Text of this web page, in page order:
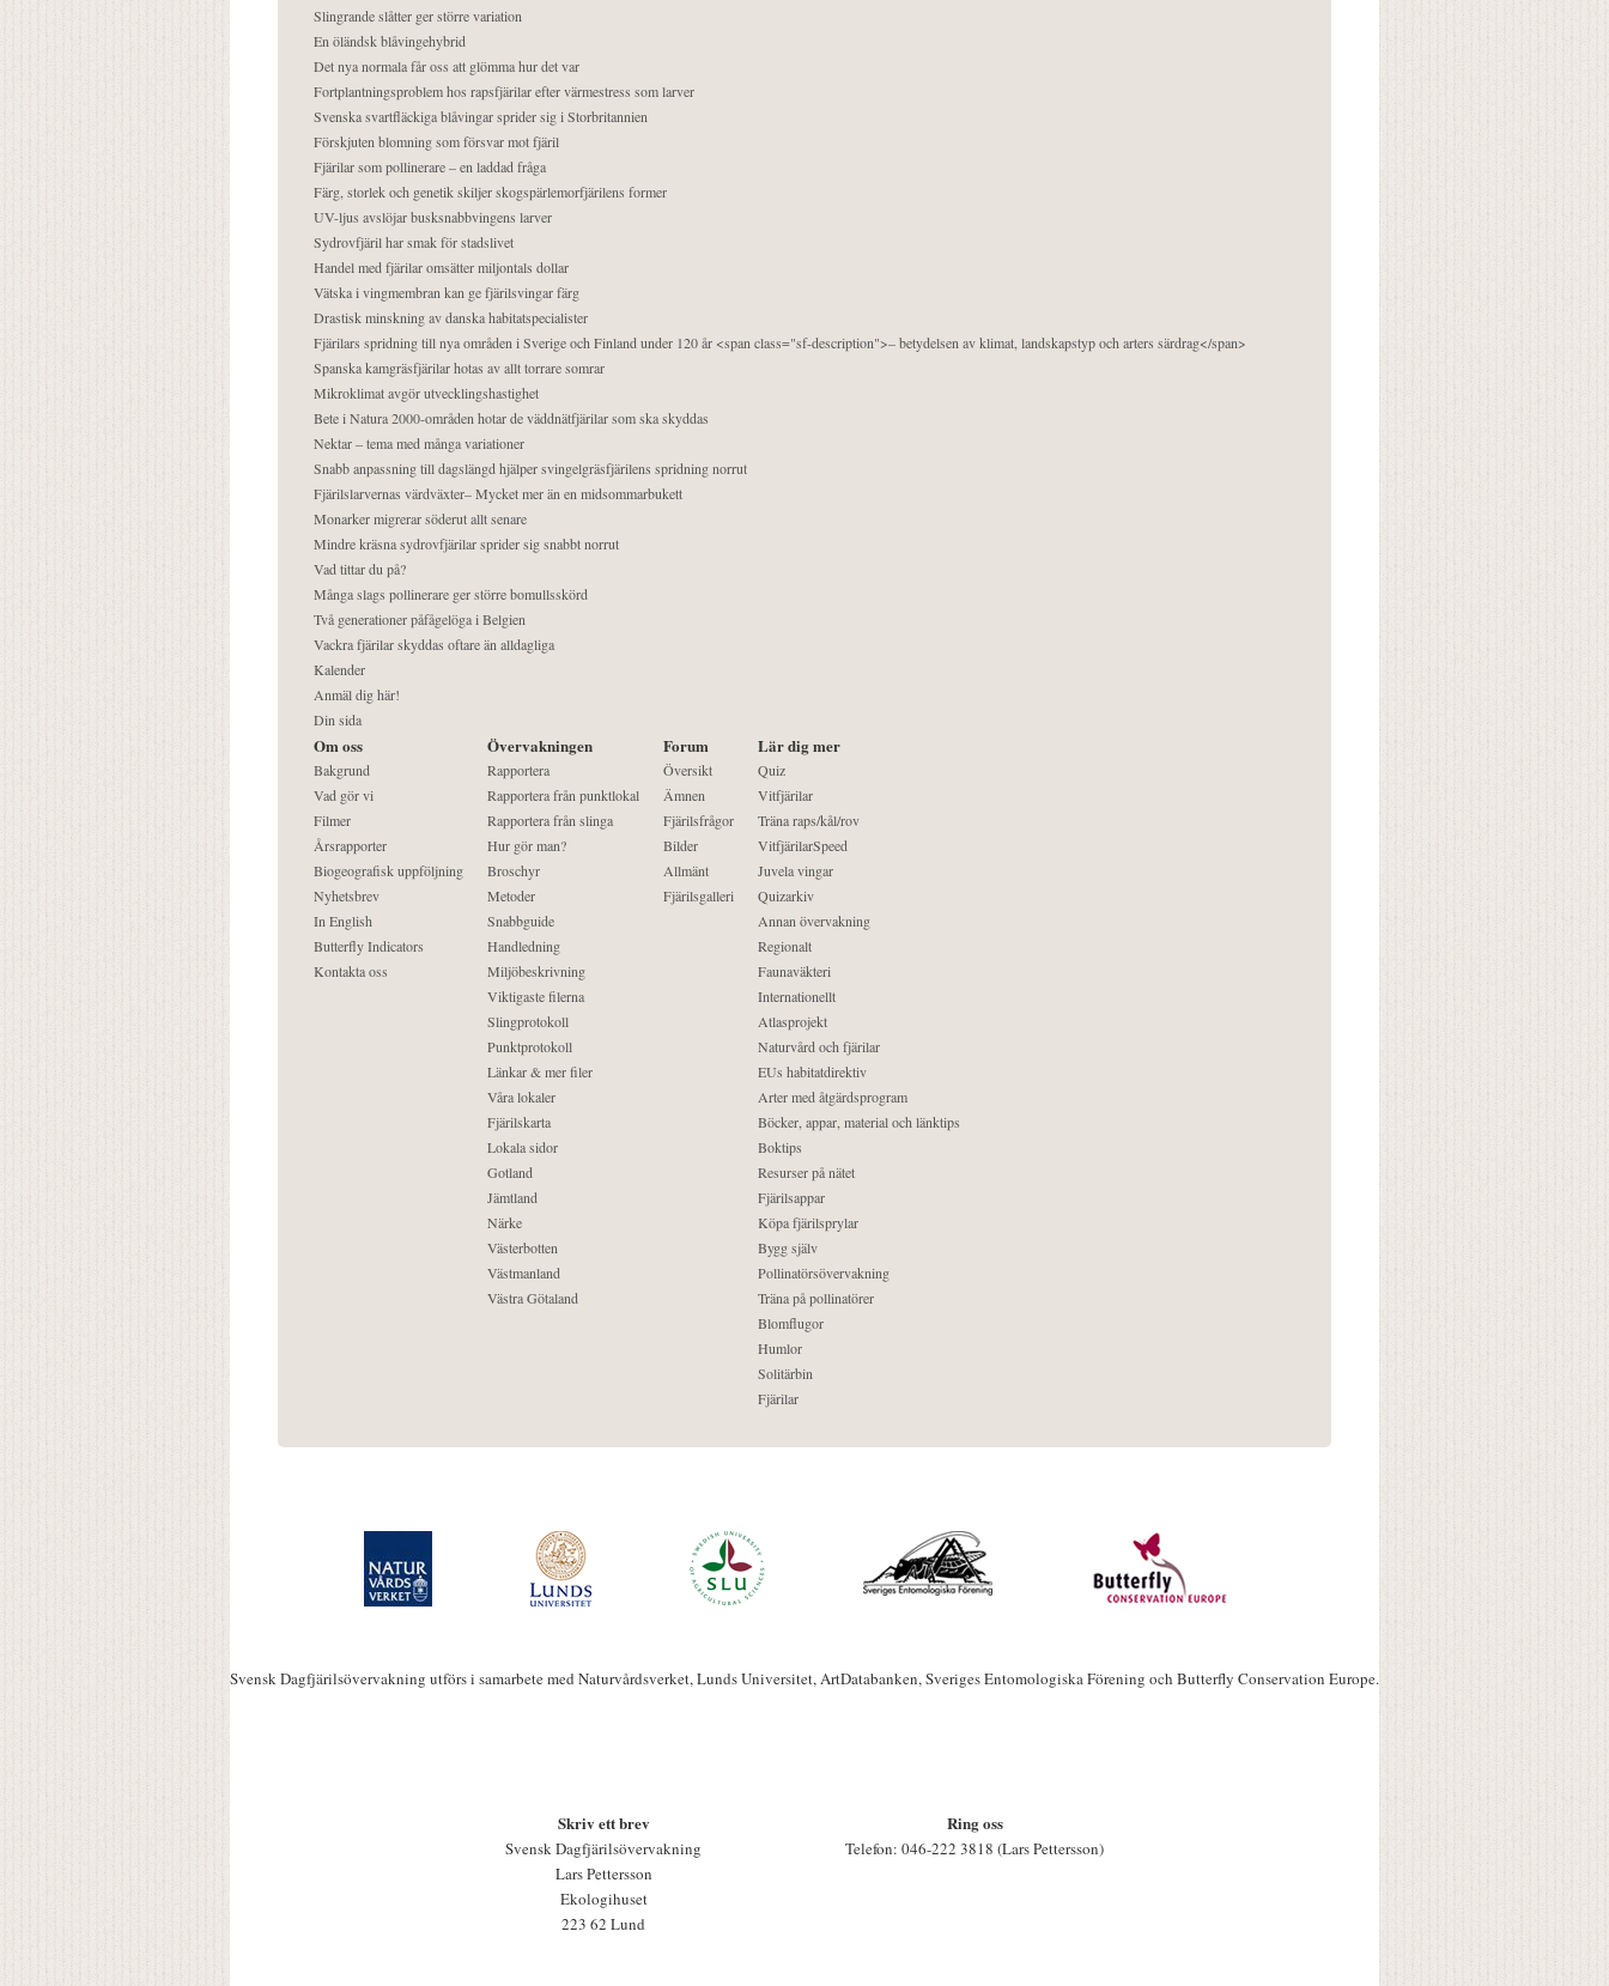
Slingrande slåtter ger större variation
En öländsk blåvingehybrid
Det nya normala får oss att glömma hur det var
Fortplantningsproblem hos rapsfjärilar efter värmestress som larver
Svenska svartfläckiga blåvingar sprider sig i Storbritannien
Förskjuten blomning som försvar mot fjäril
Fjärilar som pollinerare – en laddad fråga
Färg, storlek och genetik skiljer skogspärlemorfjärilens former
UV-ljus avslöjar busksnabbvingens larver
Sydrovfjäril har smak för stadslivet
Handel med fjärilar omsätter miljontals dollar
Vätska i vingmembran kan ge fjärilsvingar färg
Drastisk minskning av danska habitatspecialister
Fjärilars spridning till nya områden i Sverige och Finland under 120 år <span class="sf-description">– betydelsen av klimat, landskapstyp och arters särdrag</span>
Spanska kamgräsfjärilar hotas av allt torrare somrar
Mikroklimat avgör utvecklingshastighet
Bete i Natura 2000-områden hotar de väddnätfjärilar som ska skyddas
Nektar – tema med många variationer
Snabb anpassning till dagslängd hjälper svingelgräsfjärilens spridning norrut
Fjärilslarvernas värdväxter– Mycket mer än en midsommarbukett
Monarker migrerar söderut allt senare
Mindre kräsna sydrovfjärilar sprider sig snabbt norrut
Vad tittar du på?
Många slags pollinerare ger större bomullsskörd
Två generationer påfågelöga i Belgien
Vackra fjärilar skyddas oftare än alldagliga
Kalender
Anmäl dig här!
Din sida
Om oss
Bakgrund
Vad gör vi
Filmer
Årsrapporter
Biogeografisk uppföljning
Nyhetsbrev
In English
Butterfly Indicators
Kontakta oss
Övervakningen
Rapportera
Rapportera från punktlokal
Rapportera från slinga
Hur gör man?
Broschyr
Metoder
Snabbguide
Handledning
Miljöbeskrivning
Viktigaste filerna
Slingprotokoll
Punktprotokoll
Länkar & mer filer
Våra lokaler
Fjärilskarta
Lokala sidor
Gotland
Jämtland
Närke
Västerbotten
Västmanland
Västra Götaland
Forum
Översikt
Ämnen
Fjärilsfrågor
Bilder
Allmänt
Fjärilsgalleri
Lär dig mer
Quiz
Vitfjärilar
Träna raps/kål/rov
VitfjärilarSpeed
Juvela vingar
Quizarkiv
Annan övervakning
Regionalt
Faunaväkteri
Internationellt
Atlasprojekt
Naturvård och fjärilar
EUs habitatdirektiv
Arter med åtgärdsprogram
Böcker, appar, material och länktips
Boktips
Resurser på nätet
Fjärilsappar
Köpa fjärilsprylar
Bygg själv
Pollinatörsövervakning
Träna på pollinatörer
Blomflugor
Humlor
Solitärbin
Fjärilar
Svensk Dagfjärilsövervakning utförs i samarbete med Naturvårdsverket, Lunds Universitet, ArtDatabanken, Sveriges Entomologiska Förening och Butterfly Conservation Europe.
Skriv ett brev
Svensk Dagfjärilsövervakning
Lars Pettersson
Ekologihuset
223 62 Lund
Ring oss
Telefon: 046-222 3818 (Lars Pettersson)